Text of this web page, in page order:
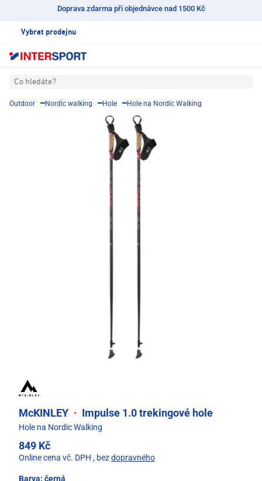
Doprava zdarma při objednávce nad 1500 Kč
Vybrat prodejnu
Co hledáte?
Outdoor Nordic walking Hole Hole na Nordic Walking
McKINLEY · Impulse 1.0 trekingové hole
Hole na Nordic Walking
849 Kč
Online cena vč. DPH , bezdopravného
Barva: černá